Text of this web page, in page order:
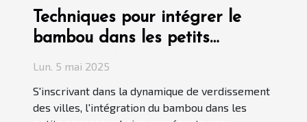
Techniques pour intégrer le
bambou dans les petits
Lun. 5 mai 2025
S'inscrivant dans la dynamique de verdissement
des villes, l'intégration du bambou dans les